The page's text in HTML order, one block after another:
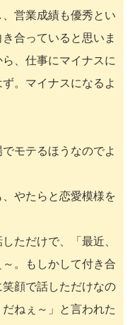
営業成績も優秀とい
合っていると思いま
、仕事にマイナスに
。マイナスになるよ
モテるほうなのでよ
やたらと恋愛模様を
ただけで、「最近、
。もしかして付き合
顔で話しただけなの
ねぇ～」と言われた